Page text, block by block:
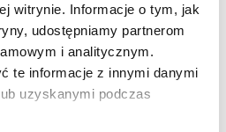
witrynie. Informacje o tym, jak
udostępniamy partnerom
i analitycznym.
te informacje z innymi danymi
uzyskanymi podczas
50-60 Hz
IPX4